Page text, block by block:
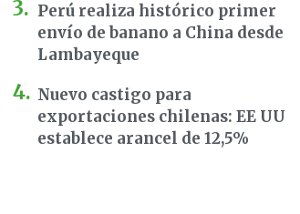
Perú realiza histórico primer
envío de banano a China desde
Lambayeque
Nuevo castigo para
exportaciones chilenas: EE UU
establece arancel de 12,5%